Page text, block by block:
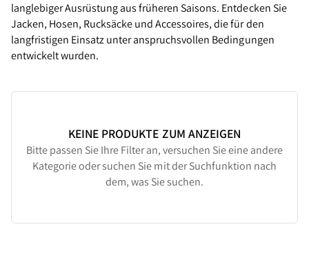
langlebiger Ausrüstung aus früheren Saisons. Entdecken Sie
Jacken, Hosen, Rucksäcke und Accessoires, die für den
langfristigen Einsatz unter anspruchsvollen Bedingungen
entwickelt wurden.
KEINE PRODUKTE ZUM ANZEIGEN
Bitte passen Sie Ihre Filter an, versuchen Sie eine andere
Kategorie oder suchen Sie mit der Suchfunktion nach
dem, was Sie suchen.